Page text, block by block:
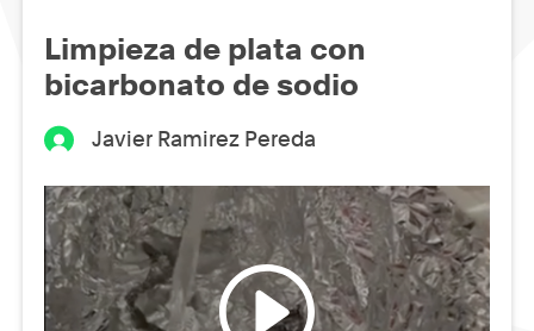
Limpieza de plata con
bicarbonato de sodio
Javier Ramirez Pereda